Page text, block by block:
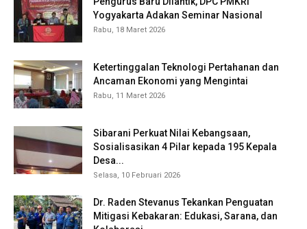
Yogyakarta Adakan Seminar Nasional
Rabu, 18 Maret 2026
Ketertinggalan Teknologi Pertahanan dan
Ancaman Ekonomi yang Mengintai
Rabu, 11 Maret 2026
Sibarani Perkuat Nilai Kebangsaan,
Sosialisasikan 4 Pilar kepada 195 Kepala
Desa...
Selasa, 10 Februari 2026
Dr. Raden Stevanus Tekankan Penguatan
Mitigasi Kebakaran: Edukasi, Sarana, dan